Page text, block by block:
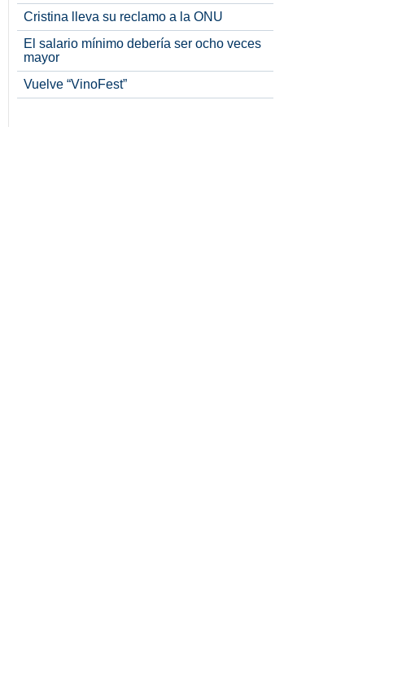
Cristina lleva su reclamo a la ONU
El salario mínimo debería ser ocho veces
mayor
Vuelve “VinoFest”